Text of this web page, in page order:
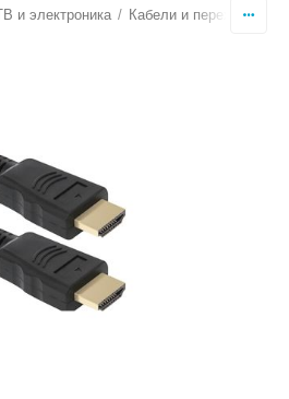
и электроника / Кабели и переходники